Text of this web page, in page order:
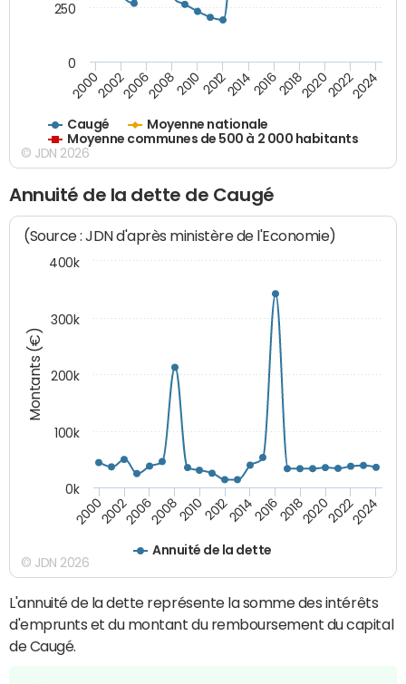
Caugé
Moyenne nationale
Moyenne communes de 500 à 2 000 habitants
200020022006200820102012201420162018202020222024
0
250
© JDN 2026
Annuité de la dette de Caugé
Montants (€)
(Source : JDN d'après ministère de l'Economie)
Annuité de la dette
200020022006200820102012201420162018202020222024
0k
100k
200k
300k
400k
© JDN 2026
L'annuité de la dette représente la somme des intérêts
d'emprunts et du montant du remboursement du capital
de Caugé.